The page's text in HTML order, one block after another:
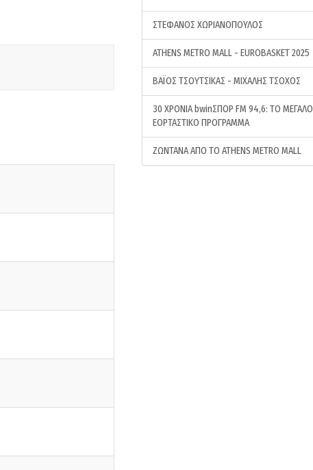
ΣΤΕΦΑΝΟΣ ΧΩΡΙΑΝΟΠΟΥΛΟΣ
ATHENS METRO MALL - EUROBASKET 2025
ΒΑΪΟΣ ΤΣΟΥΤΣΙΚΑΣ - ΜΙΧΑΛΗΣ ΤΣΟΧΟΣ
30 ΧΡΟΝΙΑ bwinΣΠΟΡ FM 94,6: ΤΟ ΜΕΓΑΛΟ
ΕΟΡΤΑΣΤΙΚΟ ΠΡΟΓΡΑΜΜΑ
ΖΩΝΤΑΝΑ ΑΠΟ ΤΟ ATHENS METRO MALL